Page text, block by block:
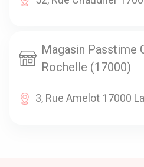
Magasin Passtime
Rochelle (17000)
3, Rue Amelot 17000